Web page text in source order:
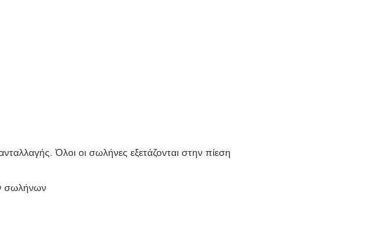
Όλοι οι σωλήνες εξετάζονται στην πίεση
σωλήνων